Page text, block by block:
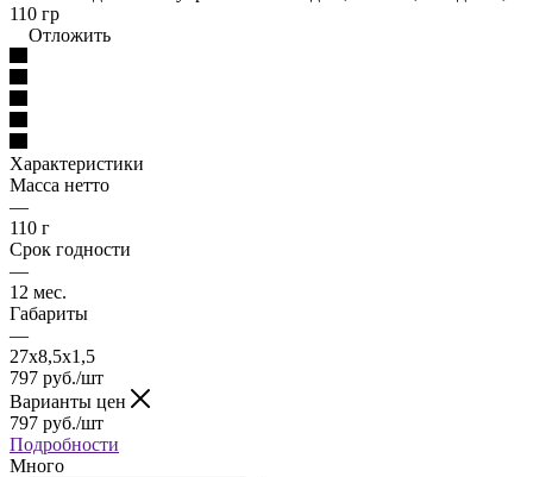
110 гр
Отложить
Характеристики
Масса нетто
—
110 г
Срок годности
—
12 мес.
Габариты
—
27х8,5х1,5
797 руб./шт
Варианты цен
797 руб./шт
Подробности
Много